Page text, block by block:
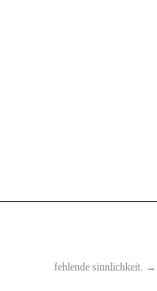
fehlende sinnlichkeit. →